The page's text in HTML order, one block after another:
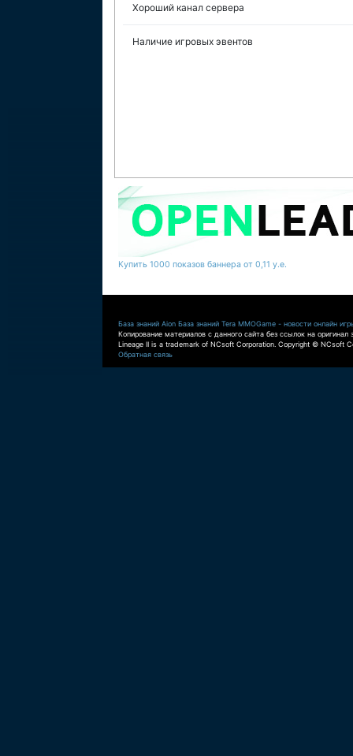
Хороший канал сервера
Наличие игровых эвентов
Купить 1000 показов баннера от 0,11 у.е.
База знаний Aion База знаний Tera MMOGame - новости онлайн
Копирование материалов с данного сайта без ссылок на оригинал
Lineage II is a trademark of NCsoft Corporation. Copyright © NCsoft
Обратная связь